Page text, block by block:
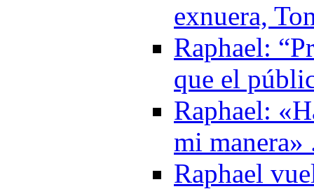
exnuera,
Raphael:
que el
Raphael:
mi manera»
Raphael